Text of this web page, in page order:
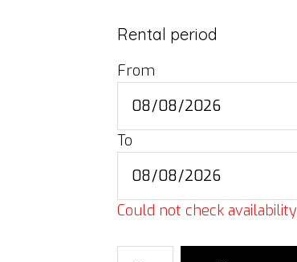
Rental period
From
To
Could not check availability